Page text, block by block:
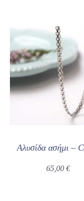
Αλυσίδα ασήμι –
65,00 €